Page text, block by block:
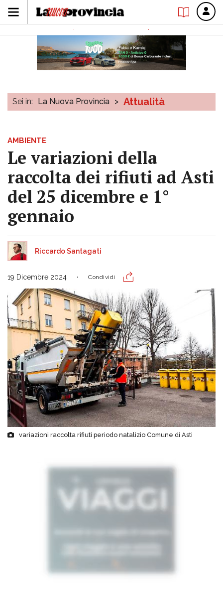
Sei in: La Nuova Provincia > Attualità
AMBIENTE
Le variazioni della
raccolta dei rifiuti ad Asti
del 25 dicembre e 1°
gennaio
Riccardo Santagati
19 Dicembre 2024 Condividi
variazioni raccolta rifiuti periodo natalizio Comune di Asti